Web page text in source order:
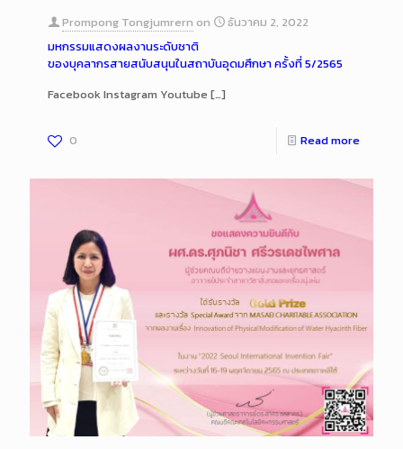
Prompong Tongjumrern on
ธันวาคม 2, 2022
มหกรรมแสดงผลงานระดับชาติ
ของบุคลากรสายสนับสนุนในสถาบันอุดมศึกษา ครั้งที่ 5/2565
Facebook Instagram Youtube […]
0 Read more